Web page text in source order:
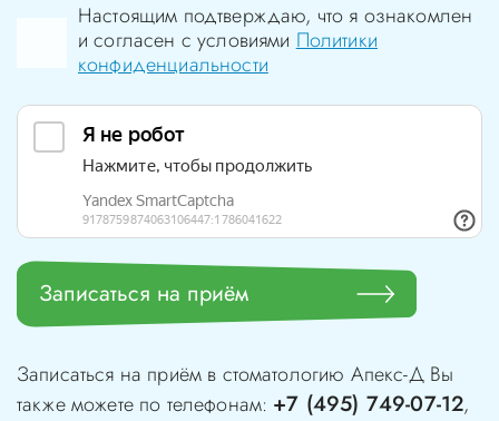
Настоящим подтверждаю, что я ознакомлен
и согласен с условиямиПолитики
конфиденциальности
Записаться на приём
Записаться на приём в стоматологию Апекс-ДВы
также можете по телефонам: +7 (495) 749-07-12,